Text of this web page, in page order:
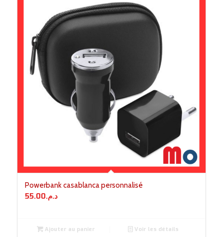
Powerbank casablanca personnalisé
د.م.55.00
Ajouter au panier Voir les détails